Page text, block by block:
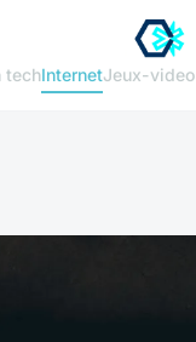
techInternetJeux-video